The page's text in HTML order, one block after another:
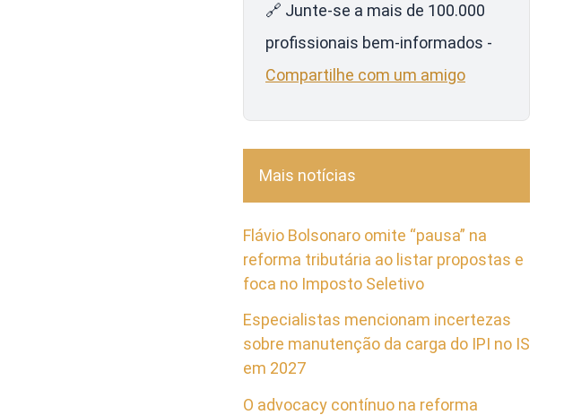
🔗 Junte-se a mais de 100.000
profissionais bem-informados -
Compartilhe com um amigo
Mais notícias
Flávio Bolsonaro omite “pausa” na
reforma tributária ao listar propostas e
foca no Imposto Seletivo
Especialistas mencionam incertezas
sobre manutenção da carga do IPI no IS
em 2027
O advocacy contínuo na reforma